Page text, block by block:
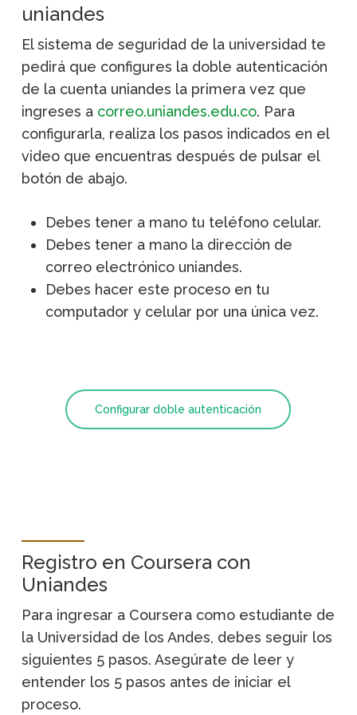
uniandes
El sistema de seguridad de la universidad te
pedirá que configures la doble autenticación
de la cuenta uniandes la primera vez que
ingreses a correo.uniandes.edu.co. Para
configurarla, realiza los pasos indicados en el
video que encuentras después de pulsar el
botón de abajo.
Debes tener a mano tu teléfono celular.
Debes tener a mano la dirección de
correo electrónico uniandes.
Debes hacer este proceso en tu
computador y celular por una única vez.
Configurar doble autenticación
Registro en Coursera con
Uniandes
Para ingresar a Coursera como estudiante de
la Universidad de los Andes, debes seguir los
siguientes 5 pasos. Asegúrate de leer y
entender los 5 pasos antes de iniciar el
proceso.